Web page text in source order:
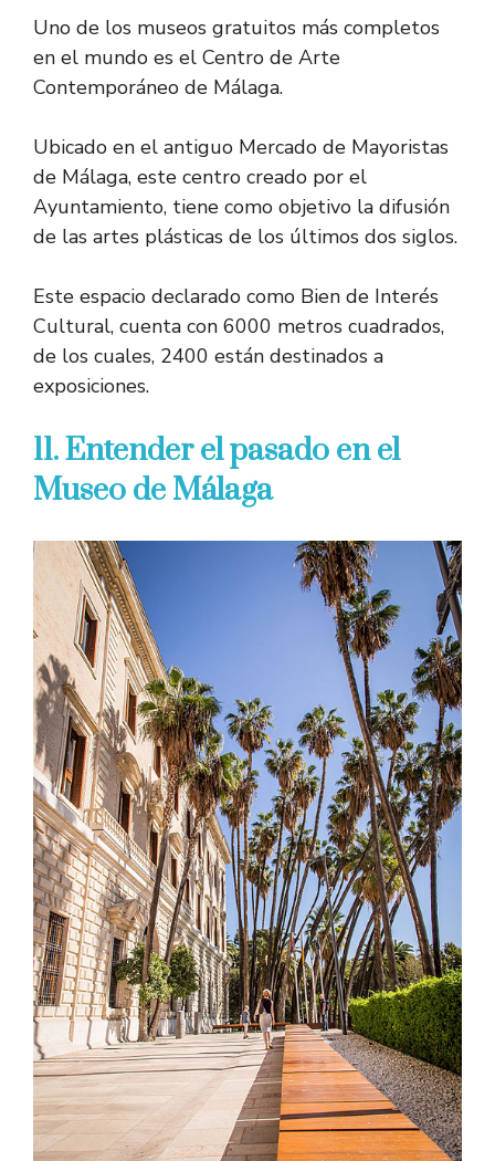
Uno de los museos gratuitos más completos
en el mundo es el Centro de Arte
Contemporáneo de Málaga.
Ubicado en el antiguo Mercado de Mayoristas
de Málaga, este centro creado por el
Ayuntamiento, tiene como objetivo la difusión
de las artes plásticas de los últimos dos siglos.
Este espacio declarado como Bien de Interés
Cultural, cuenta con 6000 metros cuadrados,
de los cuales, 2400 están destinados a
exposiciones.
11. Entender el pasado en el
Museo de Málaga